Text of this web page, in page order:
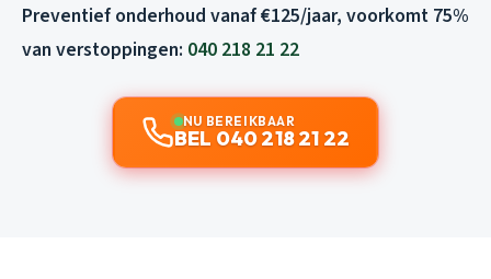
Preventief onderhoud vanaf €125/jaar, voorkomt 75%
van verstoppingen: 040 218 21 22
NU BEREIKBAAR
BEL 040 218 21 22